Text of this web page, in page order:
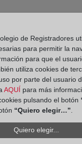
el notario
de Registradores
para permitir la
para que el
utiliza cookies de
por parte del usuario
AQUÍ para más
pulsando el botón
“Quiero elegir…”
Quiero elegir...